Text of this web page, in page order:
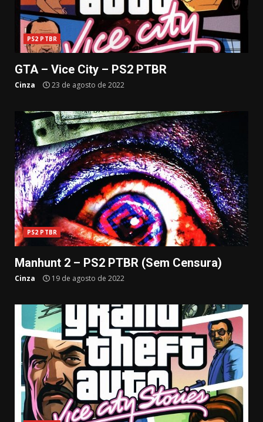
PS2 PTBR
GTA – Vice City – PS2 PTBR
Cinza 23 de agosto de 2022
PS2 PTBR
Manhunt 2 – PS2 PTBR (Sem Censura)
Cinza 19 de agosto de 2022